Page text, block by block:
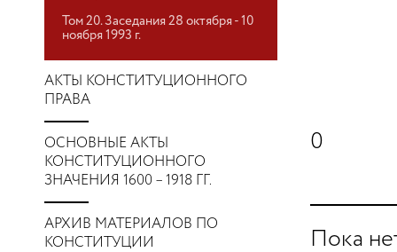
Том 20. Заседания 28 октября - 10
ноября 1993 г.
АКТЫ КОНСТИТУЦИОННОГО
ПРАВА
ОСНОВНЫЕ АКТЫ
КОНСТИТУЦИОННОГО
ЗНАЧЕНИЯ 1600 – 1918 ГГ.
АРХИВ МАТЕРИАЛОВ ПО
КОНСТИТУЦИИ
0
Пока